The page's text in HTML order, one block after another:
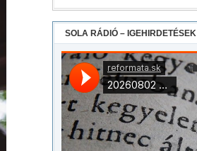
SOLA RÁDIÓ – IGEHIRDETÉSEK